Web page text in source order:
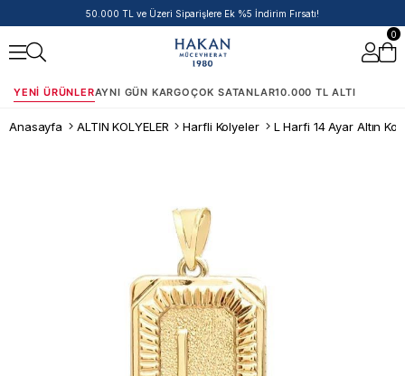
50.000 TL ve Üzeri Siparişlere Ek %5 İndirim Fırsatı!
0
YENI ÜRÜNLERAYNI GÜN KARGOÇOK SATANLAR10.000 TL ALTI
Anasayfa ALTIN KOLYELER Harfli Kolyeler L Harfi 14 Ayar Altın